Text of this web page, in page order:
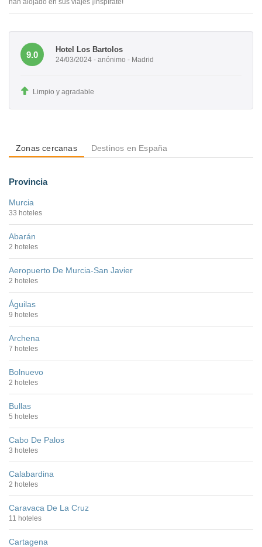
han alojado en sus viajes ¡inspírate!
9.0
Hotel Los Bartolos
24/03/2024 - anónimo - Madrid
Limpio y agradable
Zonas cercanas Destinos en España
Provincia
Murcia
33 hoteles
Abarán
2 hoteles
Aeropuerto De Murcia-San Javier
2 hoteles
Águilas
9 hoteles
Archena
7 hoteles
Bolnuevo
2 hoteles
Bullas
5 hoteles
Cabo De Palos
3 hoteles
Calabardina
2 hoteles
Caravaca De La Cruz
11 hoteles
Cartagena